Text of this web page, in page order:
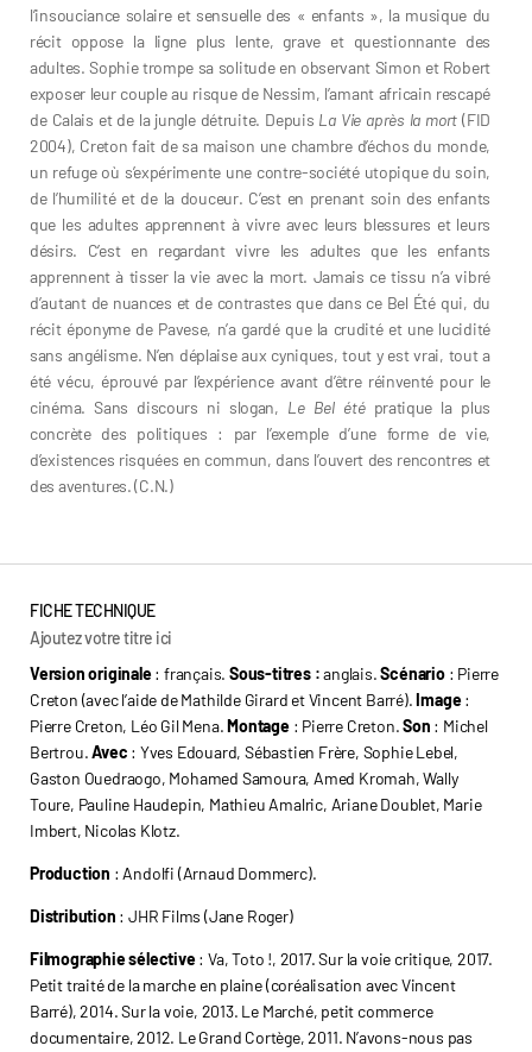
l’insouciance solaire et sensuelle des « enfants », la musique du
récit oppose la ligne plus lente, grave et questionnante des
adultes. Sophie trompe sa solitude en observant Simon et Robert
exposer leur couple au risque de Nessim, l’amant africain rescapé
de Calais et de la jungle détruite. Depuis La Vie après la mort (FID
2004), Creton fait de sa maison une chambre d’échos du monde,
un refuge où s’expérimente une contre-société utopique du soin,
de l’humilité et de la douceur. C’est en prenant soin des enfants
que les adultes apprennent à vivre avec leurs blessures et leurs
désirs. C’est en regardant vivre les adultes que les enfants
apprennent à tisser la vie avec la mort. Jamais ce tissu n’a vibré
d’autant de nuances et de contrastes que dans ce Bel Été qui, du
récit éponyme de Pavese, n’a gardé que la crudité et une lucidité
sans angélisme. N’en déplaise aux cyniques, tout y est vrai, tout a
été vécu, éprouvé par l’expérience avant d’être réinventé pour le
cinéma. Sans discours ni slogan, Le Bel étépratique la plus
concrète des politiques : par l’exemple d’une forme de vie,
d’existences risquées en commun, dans l’ouvert des rencontres et
des aventures. (C.N.)
FICHE TECHNIQUE
Ajoutez votre titre ici
Version originale: français.Sous-titres :anglais.Scénario: Pierre
Creton (avec l’aide de Mathilde Girard et Vincent Barré).Image:
Pierre Creton, Léo Gil Mena.Montage: Pierre Creton.Son : Michel
Bertrou.Avec : Yves Edouard, Sébastien Frère, Sophie Lebel,
Gaston Ouedraogo, Mohamed Samoura, Amed Kromah, Wally
Toure, Pauline Haudepin, Mathieu Amalric, Ariane Doublet, Marie
Imbert, Nicolas Klotz.
Production : Andolfi (Arnaud Dommerc).
Distribution : JHR Films (Jane Roger)
Filmographie sélective: Va, Toto !, 2017. Sur la voie critique, 2017.
Petit traité de la marche en plaine (coréalisation avec Vincent
Barré), 2014. Sur la voie, 2013. Le Marché, petit commerce
documentaire, 2012. Le Grand Cortège, 2011. N’avons-nous pas